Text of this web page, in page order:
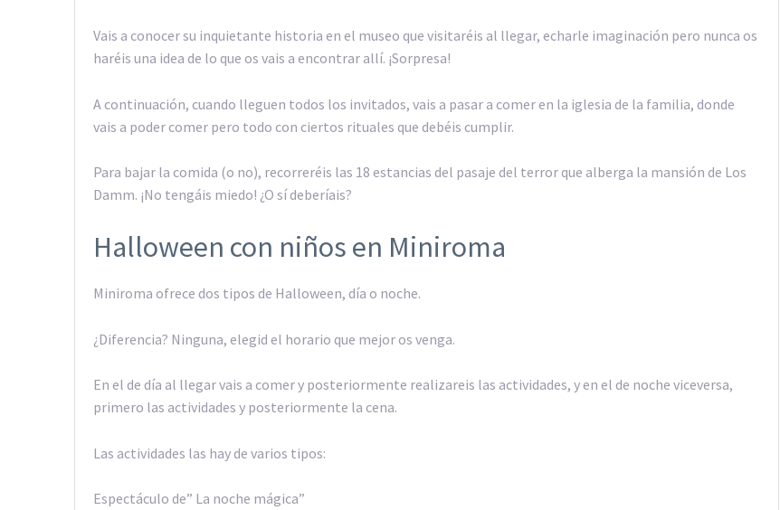
Vais a conocer su inquietante historia en el museo que visitaréis al llegar, echarle imaginación pero nunca os
haréis una idea de lo que os vais a encontrar allí. ¡Sorpresa!
A continuación, cuando lleguen todos los invitados, vais a pasar a comer en la iglesia de la familia, donde
vais a poder comer pero todo con ciertos rituales que debéis cumplir.
Para bajar la comida (o no), recorreréis las 18 estancias del pasaje del terror que alberga la mansión de Los
Damm. ¡No tengáis miedo! ¿O sí deberíais?
Halloween con niños en Miniroma
Miniroma ofrece dos tipos de Halloween, día o noche.
¿Diferencia? Ninguna, elegid el horario que mejor os venga.
En el de día al llegar vais a comer y posteriormente realizareis las actividades, y en el de noche viceversa,
primero las actividades y posteriormente la cena.
Las actividades las hay de varios tipos:
Espectáculo de” La noche mágica”